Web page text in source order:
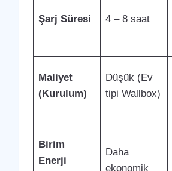
Şarj Süresi 4 – 8 saat
Maliyet
(Kurulum)
Düşük (Ev
tipi Wallbox)
Birim
Enerji
Daha
ekonomik